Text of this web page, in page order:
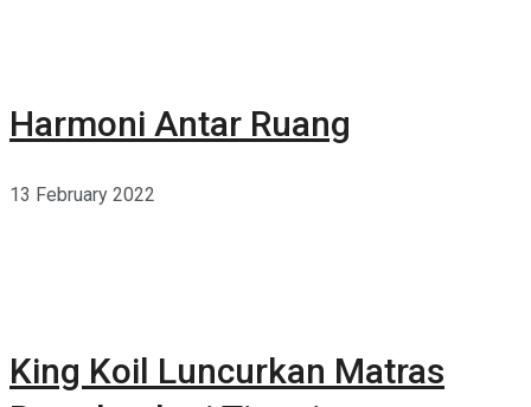
Harmoni Antar Ruang
13 February 2022
King Koil Luncurkan Matras